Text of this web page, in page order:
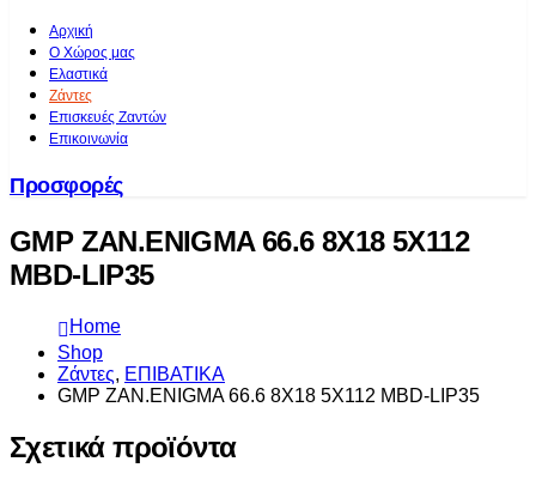
Αρχική
Ο Χώρος μας
Ελαστικά
Ζάντες
Επισκευές Ζαντών
Επικοινωνία
Προσφορές
GMP ZAN.ENIGMA 66.6 8X18 5X112
MBD-LIP35
Home
Shop
Ζάντες, ΕΠΙΒΑΤΙΚΑ
GMP ZAN.ENIGMA 66.6 8X18 5X112 MBD-LIP35
Σχετικά προϊόντα